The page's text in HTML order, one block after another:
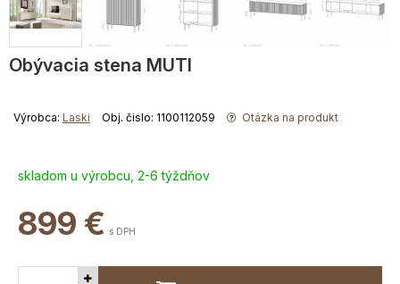
Obývacia stena MUTI
Výrobca: Laski Obj. čislo: 1100112059 Otázka na produkt
skladom u výrobcu, 2-6 týždňov
899 € s DPH